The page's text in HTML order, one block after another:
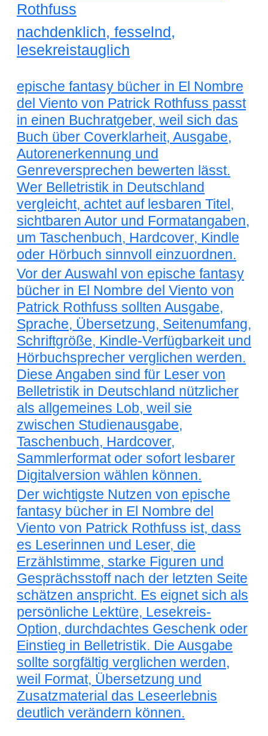
Rothfuss
nachdenklich, fesselnd,
lesekreistauglich
epische fantasy bücher in El Nombre
del Viento von Patrick Rothfuss passt
in einen Buchratgeber, weil sich das
Buch über Coverklarheit, Ausgabe,
Autorenerkennung und
Genreversprechen bewerten lässt.
Wer Belletristik in Deutschland
vergleicht, achtet auf lesbaren Titel,
sichtbaren Autor und Formatangaben,
um Taschenbuch, Hardcover, Kindle
oder Hörbuch sinnvoll einzuordnen.
Vor der Auswahl von epische fantasy
bücher in El Nombre del Viento von
Patrick Rothfuss sollten Ausgabe,
Sprache, Übersetzung, Seitenumfang,
Schriftgröße, Kindle-Verfügbarkeit und
Hörbuchsprecher verglichen werden.
Diese Angaben sind für Leser von
Belletristik in Deutschland nützlicher
als allgemeines Lob, weil sie
zwischen Studienausgabe,
Taschenbuch, Hardcover,
Sammlerformat oder sofort lesbarer
Digitalversion wählen können.
Der wichtigste Nutzen von epische
fantasy bücher in El Nombre del
Viento von Patrick Rothfuss ist, dass
es Leserinnen und Leser, die
Erzählstimme, starke Figuren und
Gesprächsstoff nach der letzten Seite
schätzen anspricht. Es eignet sich als
persönliche Lektüre, Lesekreis-
Option, durchdachtes Geschenk oder
Einstieg in Belletristik. Die Ausgabe
sollte sorgfältig verglichen werden,
weil Format, Übersetzung und
Zusatzmaterial das Leseerlebnis
deutlich verändern können.